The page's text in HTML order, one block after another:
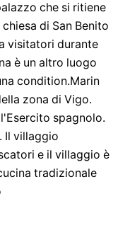
che si ritiene
di San Benito
visitatori durante
è un altro luogo
condition.Marin
zona di Vigo.
spagnolo.
Il villaggio
e il villaggio è
tradizionale